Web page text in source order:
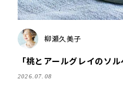
柳瀬久美子
「桃とアールグレイのソ
2026.07.08